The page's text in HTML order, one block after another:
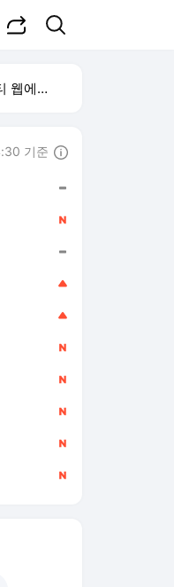
보기
기준